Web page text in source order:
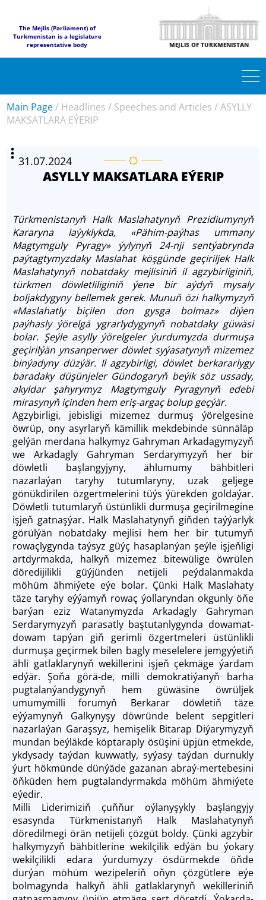
The Mejlis (Parliament) of
Turkmenistan is a legislature
representative body
MEJLIS OF TURKMENISTAN
Main Page/ Headlines / Speeches and Articles /ASYLLY
MAKSATLARA EÝERIP
31.07.2024
ASYLLY MAKSATLARA EÝERIP
Türkmenistanyň Halk Maslahatynyň Prezidiumynyň
Kararyna laýyklykda, «Pähim-paýhas ummany
Magtymguly Pyragy» ýylynyň 24-nji sentýabrynda
paýtagtymyzdaky Maslahat köşgünde geçiriljek Halk
Maslahatynyň nobatdaky mejlisiniň il agzybirliginiň,
türkmen döwletliliginiň ýene bir aýdyň mysaly
boljakdygyny bellemek gerek. Munuň özi halkymyzyň
«Maslahatly biçilen don gysga bolmaz» diýen
paýhasly ýörelgä ygrarlydygynyň nobatdaky güwäsi
bolar. Şeýle asylly ýörelgeler ýurdumyzda durmuşa
geçirilýän ynsanperwer döwlet syýasatynyň mizemez
binýadyny düzýär. Il agzybirligi, döwlet berkararlygy
baradaky düşünjeler Gündogaryň beýik söz ussady,
akyldar şahyrymyz Magtymguly Pyragynyň edebi
mirasynyň içinden hem eriş-argaç bolup geçýär.
Ag­zy­bir­li­gi, jebisligi mizemez durmuş ýörelgesine
öwrüp, ony asyrlaryň kämillik mekdebinde sünnäläp
gelýän merdana halkymyz Gahryman Arkadagymyzyň
we Arkadagly Gahryman Serdarymyzyň her bir
döwletli başlangyjyny, ählumumy bähbitleri
nazarlaýan taryhy tutumlaryny, uzak geljege
gönükdirilen özgertmelerini tüýs ýürekden goldaýar.
Döwletli tutumlaryň üstünlikli durmuşa geçirilmegine
işjeň gatnaşýar. Halk Maslahatynyň giň­den taýýarlyk
görülýän nobatdaky mejlisi hem her bir tutumyň
rowaçlygynda taýsyz güýç hasaplanýan şeýle işjeň­ligi
artdyrmakda, halkyň mizemez bitewülige öwrülen
döredijilikli güýjünden netijeli peýdalanmakda
möhüm ähmiýete eýe bolar. Çünki Halk Maslahaty
täze taryhy eýýamyň rowaç ýollaryndan okgunly öňe
barýan eziz Watanymyzda Arkadagly Gahryman
Serdarymyzyň parasatly baştutanlygynda dowamat-
dowam tapýan giň gerimli özgertmeleri üstünlikli
durmuşa geçirmek bilen bagly meselelere jemgyýetiň
ähli gatlaklarynyň wekillerini işjeň çekmäge ýardam
edýär. Şo­ňa görä-de, milli demokratiýanyň barha
pugtalanýandygynyň hem güwäsine öwrüljek
umumymilli forumyň Berkarar döwletiň täze
eýýamynyň Galkynyşy döwründe belent sepgitleri
nazarlaýan Garaşsyz, hemişelik Bitarap Diýarymyzyň
mundan beýläkde köptaraply ösüşini üpjün etmekde,
ykdysady taýdan kuwwatly, syýasy taýdan durnukly
ýurt hökmünde dünýäde gazanan abraý-mertebesini
öňküden hem pugtalandyrmakda möhüm ähmiýete
eýedir.
Milli Liderimiziň çuň­ňur oýlanyşykly başlangyjy
esasynda Türkmenistanyň Halk Maslahatyny­ň
döredilmegi örän netijeli çözgüt boldy. Çünki agzybir
halkymyzyň bähbitlerine wekilçilik edýän bu ýokary
wekilçilikli edara ýurdumyzy ösdürmekde öň­de
durýan möhüm wezipeleriň oňyn çözgütlere eýe
bolmagynda halkyň ähli gatlaklarynyň wekilleriniň